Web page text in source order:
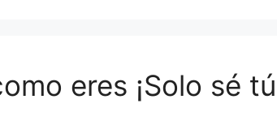
eres ¡Solo sé tú